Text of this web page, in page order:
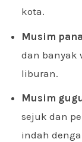
kota.
Musim
dan banyak
liburan.
Musim
sejuk dan
indah